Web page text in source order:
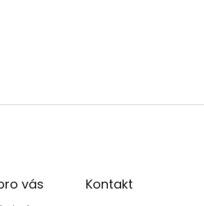
vás Kontakt